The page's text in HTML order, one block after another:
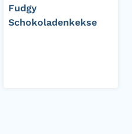
Fudgy
Schokoladenkekse